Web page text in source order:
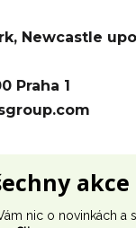
Newcastle
Praha 1
akce
nic o novinkách a